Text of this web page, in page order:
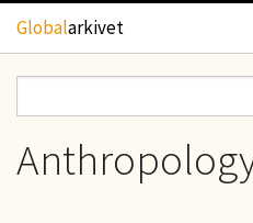
Hoppa till huvudinnehåll
Globalarkivet
TIDSKRIFTER
GEOGRAFI